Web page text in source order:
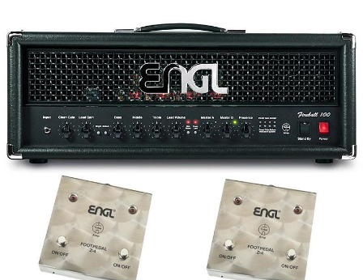
ベース ウクレレ
ドラム パーカッション
キーボード 電子ピアノ
管楽器 その他楽器